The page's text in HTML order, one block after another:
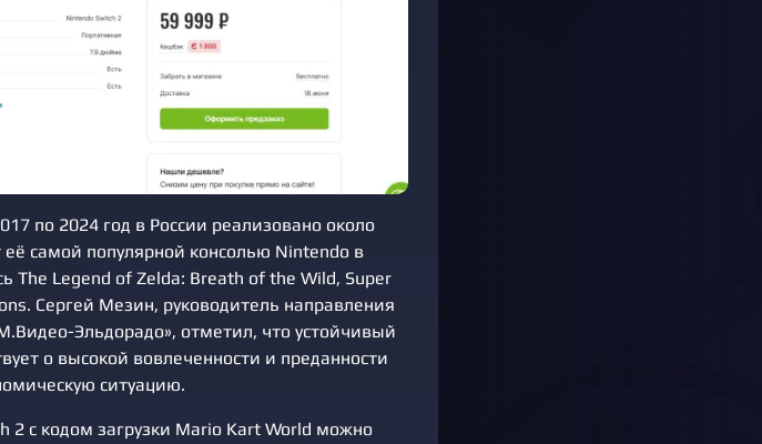
по 2024 год в России реализовано около
самой популярной консолью Nintendo в
The Legend of Zelda: Breath of the Wild, Super
Сергей Мезин, руководитель направления
Эльдорадо», отметил, что устойчивый
о высокой вовлеченности и преданности
ситуацию.
2 с кодом загрузки Mario Kart World можно